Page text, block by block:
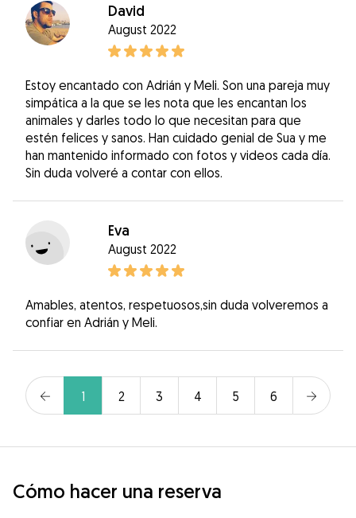
David
August 2022
Estoy encantado con Adrián y Meli. Son una pareja muy
simpática a la que se les nota que les encantan los
animales y darles todo lo que necesitan para que
estén felices y sanos. Han cuidado genial de Sua y me
han mantenido informado con fotos y videos cada día.
Sin duda volveré a contar con ellos.
Eva
August 2022
Amables, atentos, respetuosos,sin duda volveremos a
confiar en Adrián y Meli.
1 2 3 4 5 6
Cómo hacer una reserva